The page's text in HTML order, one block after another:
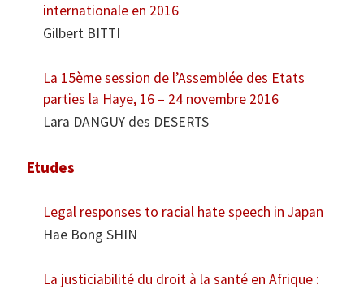
internationale en 2016
Gilbert BITTI
La 15ème session de l’Assemblée des Etats
parties la Haye, 16 – 24 novembre 2016
Lara DANGUY des DESERTS
Etudes
Legal responses to racial hate speech in Japan
Hae Bong SHIN
La justiciabilité du droit à la santé en Afrique :